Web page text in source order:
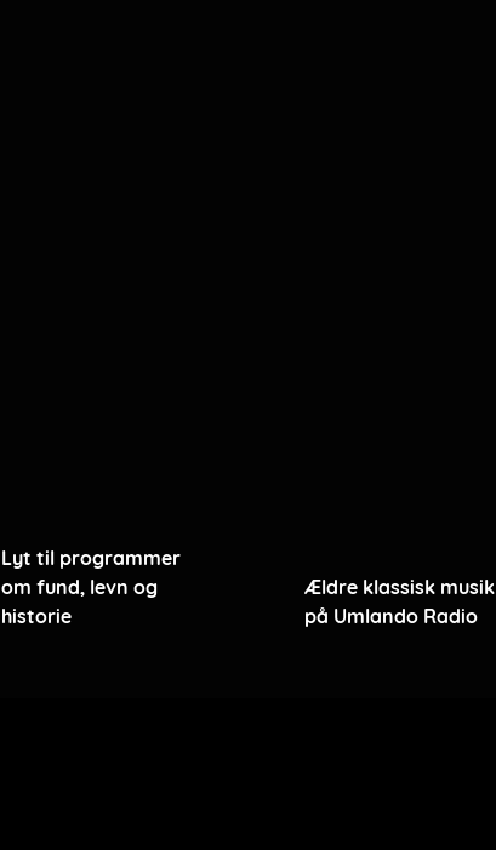
Lyt til programmer
om fund, levn og
historie
Ældre klassisk musik
på Umlando Radio